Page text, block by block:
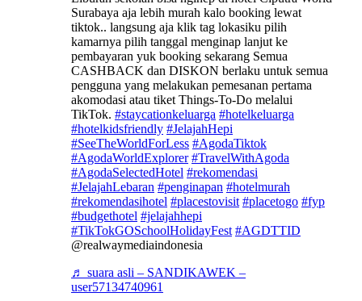
Surabaya aja lebih murah kalo booking lewat
tiktok.. langsung aja klik tag lokasiku pilih
kamarnya pilih tanggal menginap lanjut ke
pembayaran yuk booking sekarang Semua
CASHBACK dan DISKON berlaku untuk semua
pengguna yang melakukan pemesanan pertama
akomodasi atau tiket Things-To-Do melalui
TikTok. #staycationkeluarga #hotelkeluarga
#hotelkidsfriendly #JelajahHepi
#SeeTheWorldForLess #AgodaTiktok
#AgodaWorldExplorer #TravelWithAgoda
#AgodaSelectedHotel #rekomendasi
#JelajahLebaran #penginapan #hotelmurah
#rekomendasihotel #placestovisit #placetogo #fyp
#budgethotel #jelajahhepi
#TikTokGOSchoolHolidayFest #AGDTTID
@realwaymediaindonesia
♬ suara asli – SANDIKAWEK –
user57134740961